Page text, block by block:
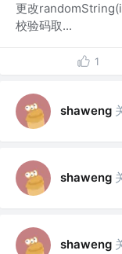
更改
校验码取...
1
shaweng
shaweng
shaweng